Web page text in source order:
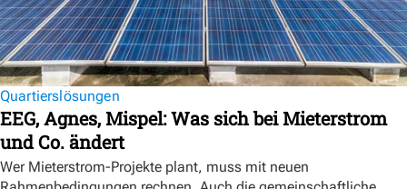
Quartierslösungen
EEG, Agnes, Mispel: Was sich bei Mieterstrom
und Co. ändert
Wer Mieterstrom-Projekte plant, muss mit neuen